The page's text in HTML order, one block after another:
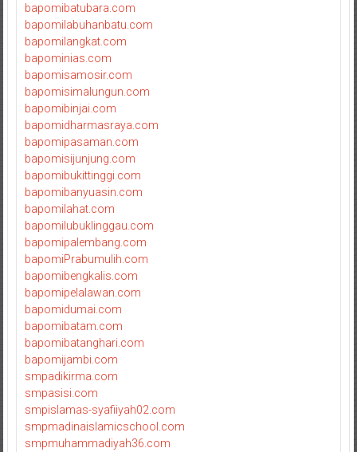
bapomibatubara.com
bapomilabuhanbatu.com
bapomilangkat.com
bapominias.com
bapomisamosir.com
bapomisimalungun.com
bapomibinjai.com
bapomidharmasraya.com
bapomipasaman.com
bapomisijunjung.com
bapomibukittinggi.com
bapomibanyuasin.com
bapomilahat.com
bapomilubuklinggau.com
bapomipalembang.com
bapomiPrabumulih.com
bapomibengkalis.com
bapomipelalawan.com
bapomidumai.com
bapomibatam.com
bapomibatanghari.com
bapomijambi.com
smpadikirma.com
smpasisi.com
smpislamas-syafiiyah02.com
smpmadinaislamicschool.com
smpmuhammadiyah36.com